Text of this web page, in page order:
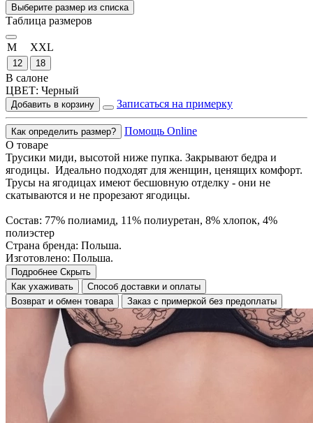
Выберите размер из списка
Таблица размеров
M XXL
12 18
В салоне
ЦВЕТ: Черный
Добавить в корзину Записаться на примерку
Как определить размер?
Помощь Online
О товаре
Трусики миди, высотой ниже пупка. Закрывают бедра и
ягодицы. Идеально подходят для женщин, ценящих комфорт.
Трусы на ягодицах имеют бесшовную отделку - они не
скатываются и не прорезают ягодицы.
Состав: 77% полиамид, 11% полиуретан, 8% хлопок, 4%
полиэстер
Страна бренда: Польша.
Изготовлено: Польша.
Подробнее Скрыть
Как ухаживать
Способ доставки и оплаты
Возврат и обмен товара
Заказ с примеркой без предоплаты